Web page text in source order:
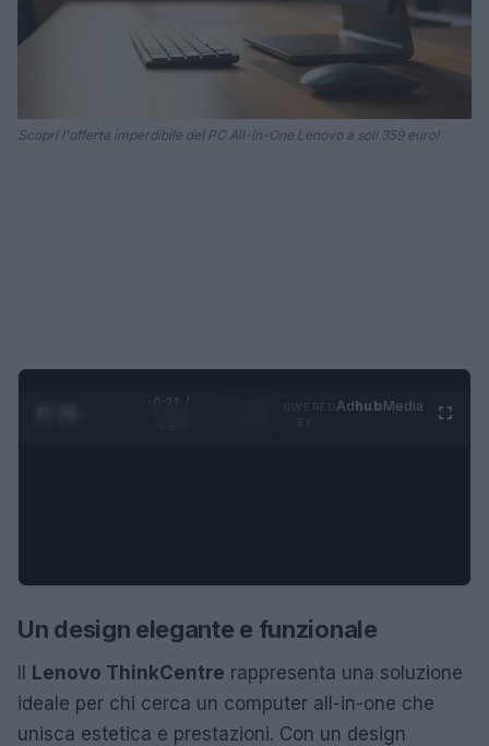
Scopri l'offerta imperdibile del PC All-in-One Lenovo a soli 359 euro!
0:22 /
AdhubMedia
Un design elegante e funzionale
Il Lenovo ThinkCentre rappresenta una soluzione
ideale per chi cerca un computer all-in-one che
unisca estetica e prestazioni. Con un design